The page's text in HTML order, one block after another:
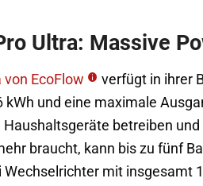
Ultra: Massive
von EcoFlow
verfügt in ihrer
und eine maximale
Haushaltsgeräte betreiben
braucht, kann bis zu fünf
Wechselrichter mit insgesamt